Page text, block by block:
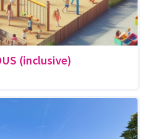
(inclusive)